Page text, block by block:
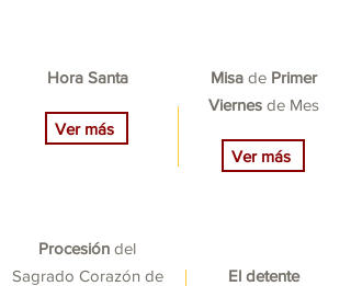
Hora Santa
Ver más
Procesión del
Sagrado Corazón de
Misa de Primer
Viernes de Mes
Ver más
El detente